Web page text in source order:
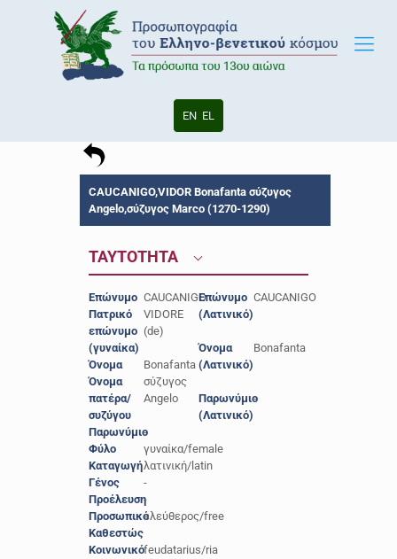
EN EL
CAUCANIGO,VIDOR Bonafanta σύζυγος
Angelo,σύζυγος Marco (1270-1290)
ΤΑΥΤΟΤΗΤΑ
Επώνυμο CAUCANIGO
Πατρικό
επώνυμο
(γυναίκα)
VIDORE
(de)
Όνομα
Bonafanta
Όνομα
πατέρα/
συζύγου
σύζυγος
Angelo
Παρωνύμιο
-
Φύλο
γυναίκα/female
Καταγωγήλατινική/latin
Γένος
-
Προέλευση-
Προσωπικό
Καθεστώς
ελεύθερος/free
Κοινωνικόfeudatarius/ria
Επώνυμο
(Λατινικό)
CAUCANIGO
Όνομα
(Λατινικό)
Bonafanta
Παρωνύμιο
(Λατινικό)
-